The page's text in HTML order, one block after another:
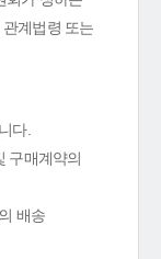
계법령 또는
다.
구매계약의
배송